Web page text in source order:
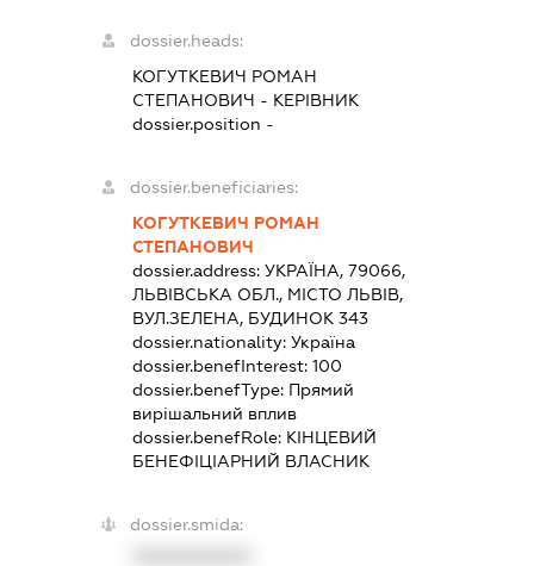
dossier.heads:
КОГУТКЕВИЧ РОМАН
СТЕПАНОВИЧ - КЕРІВНИК
dossier.position -
dossier.beneficiaries:
КОГУТКЕВИЧ РОМАН
СТЕПАНОВИЧ
dossier.address: УКРАЇНА, 79066,
ЛЬВІВСЬКА ОБЛ., МІСТО ЛЬВІВ,
ВУЛ.ЗЕЛЕНА, БУДИНОК 343
dossier.nationality: Україна
dossier.benefInterest: 100
dossier.benefType: Прямий
вирішальний вплив
dossier.benefRole: КІНЦЕВИЙ
БЕНЕФІЦІАРНИЙ ВЛАСНИК
dossier.smida: